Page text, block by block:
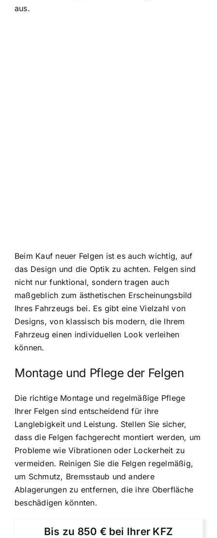
aus.
Beim Kauf neuer Felgen ist es auch wichtig, auf
das Design und die Optik zu achten. Felgen sind
nicht nur funktional, sondern tragen auch
maßgeblich zum ästhetischen Erscheinungsbild
Ihres Fahrzeugs bei. Es gibt eine Vielzahl von
Designs, von klassisch bis modern, die Ihrem
Fahrzeug einen individuellen Look verleihen
können.
Montage und Pflege der Felgen
Die richtige Montage und regelmäßige Pflege
Ihrer Felgen sind entscheidend für ihre
Langlebigkeit und Leistung. Stellen Sie sicher,
dass die Felgen fachgerecht montiert werden, um
Probleme wie Vibrationen oder Lockerheit zu
vermeiden. Reinigen Sie die Felgen regelmäßig,
um Schmutz, Bremsstaub und andere
Ablagerungen zu entfernen, die ihre Oberfläche
beschädigen könnten.
Bis zu 850 € bei Ihrer KFZ